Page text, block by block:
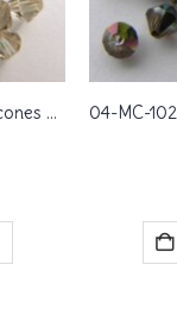
04-MC-40020 Black Diamond bicones 4 mm 50 stuks